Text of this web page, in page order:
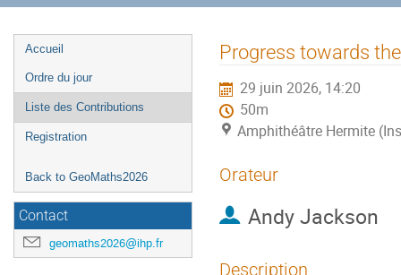
Menu
de
l'événement
Accueil
Ordre du jour
Liste des Contributions
Registration
Back to GeoMaths2026
Contact
geomaths2026@ihp.fr
Progress towards
29 juin 2026, 14:20
50m
Amphithéâtre Hermite
Orateur
Andy Jackson
Description